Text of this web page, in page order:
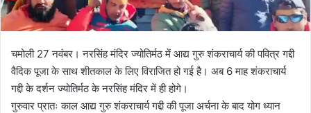
चमोली 27 नवंबर। नरसिंह मंदिर ज्योतिर्मठ में आद्य गुरु शंकराचार्य की पवित्र गद्दी
वैदिक पूजा के साथ शीतकाल के लिए विराजित हो गई है। अब 6 माह शंकराचार्य
गद्दी के दर्शन ज्योतिर्मठ के नरसिंह मंदिर में ही होगे।
गुरुवार प्रातः काल आद्य गुरु शंकराचार्य गद्दी की पूजा अर्चना के बाद योग ध्यान